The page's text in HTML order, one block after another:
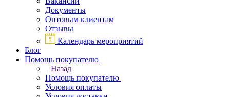
Документы
Оптовым клиентам
Отзывы
Календарь мероприятий
Блог
Помощь покупателю
Назад
Помощь покупателю
Условия оплаты